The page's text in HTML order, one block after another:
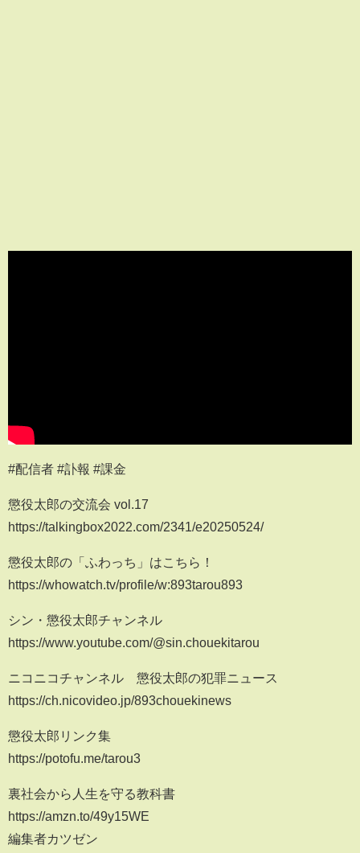
#配信者 #訃報 #課金
懲役太郎の交流会 vol.17
https://talkingbox2022.com/2341/e20250524/
懲役太郎の「ふわっち」はこちら！
https://whowatch.tv/profile/w:893tarou893
シン・懲役太郎チャンネル
https://www.youtube.com/@sin.chouekitarou
ニコニコチャンネル 懲役太郎の犯罪ニュース
https://ch.nicovideo.jp/893chouekinews
懲役太郎リンク集
https://potofu.me/tarou3
裏社会から人生を守る教科書
https://amzn.to/49y15WE
編集者カツゼン